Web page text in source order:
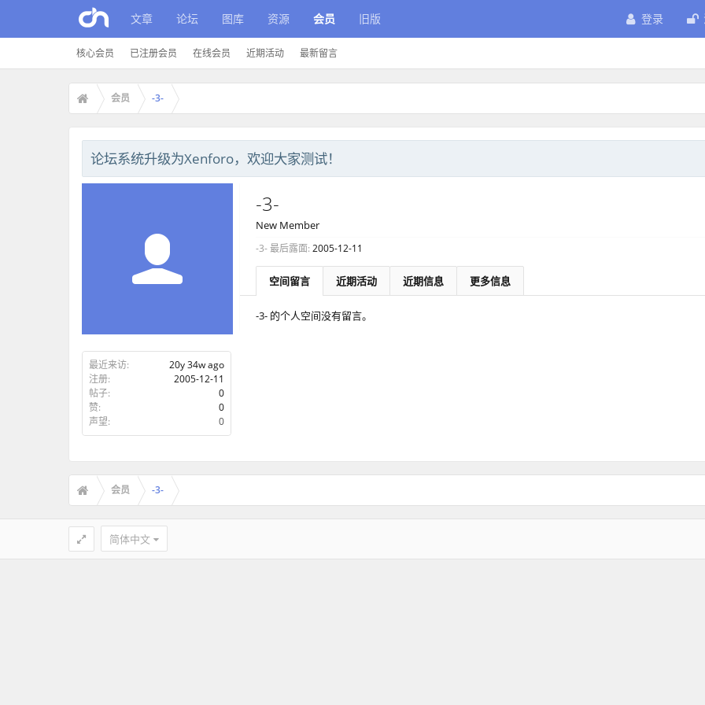
文章 论坛 图库 资源 会员
核心会员 已注册会员 在线会员 近期活动 最新留言
旧版 登录
会员 -3-
论坛系统升级为Xenforo，欢迎大家测试！
最近来访:
20y 34w ago
注册:
2005-12-11
帖子:
0
赞:
0
声望:
0
-3-
New Member
-3- 最后露面: 2005-12-11
空间留言 近期活动 近期信息 更多信息
-3- 的个人空间没有留言。
会员 -3-
简体中文